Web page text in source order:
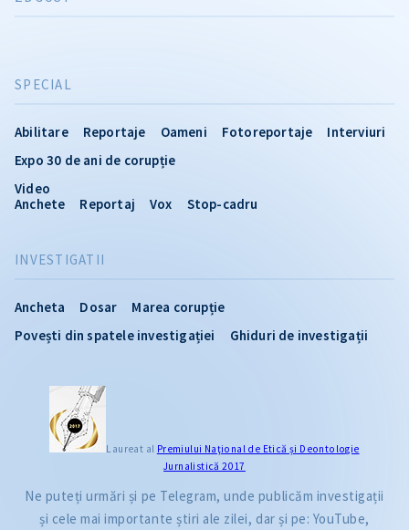
INVESTIGATII
Ancheta Dosar
Marea corupție
Povești din spatele investigației
Ghiduri de investigații
SPECIAL
Abilitare Reportaje Oameni Fotoreportaje
Interviuri
Expo 30 de ani de corupție
Video
Anchete
Reportaj Vox Stop-cadru
Laureat al Premiului Naţional de Etică și Deontologie
Jurnalistică 2017
Ne puteți urmări și pe Telegram, unde publicăm investigații
și cele mai importante știri ale zilei, dar și pe: YouTube,